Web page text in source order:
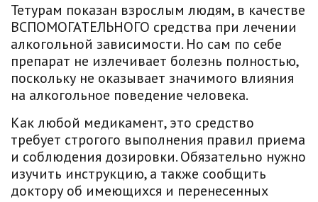
Тетурам показан взрослым людям, в качестве
ВСПОМОГАТЕЛЬНОГО средства при лечении
алкогольной зависимости. Но сам по себе
препарат не излечивает болезнь полностью,
поскольку не оказывает значимого влияния
на алкогольное поведение человека.
Как любой медикамент, это средство
требует строгого выполнения правил приема
и соблюдения дозировки. Обязательно нужно
изучить инструкцию, а также сообщить
доктору об имеющихся и перенесенных